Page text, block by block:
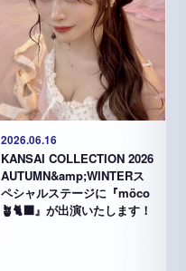
2026.06.16
KANSAI COLLECTION 2026
AUTUMN&amp;WINTERス
ペシャルステージに『möco
🪴🐈‍⬛』が出演いたします！